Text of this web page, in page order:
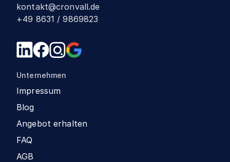
kontakt@cronvall.de
+49 8631 / 9869823
Unternehmen
Impressum
Blog
Angebot erhalten
FAQ
AGB